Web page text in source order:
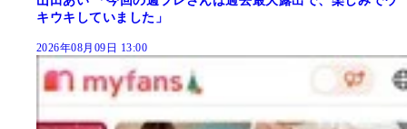
キウキしていました」
2026年08月09日 13:00